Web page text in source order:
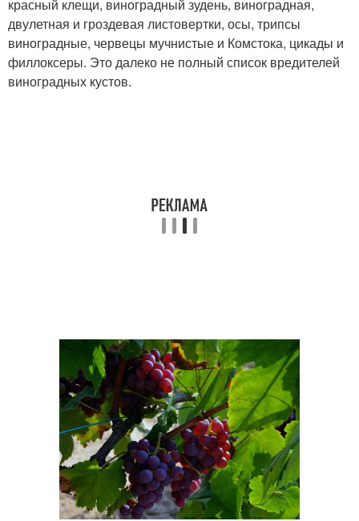
красный клещи, виноградный зудень, виноградная,
двулетная и гроздевая листовертки, осы, трипсы
виноградные, червецы мучнистые и Комстока, цикады и
филлоксеры. Это далеко не полный список вредителей
виноградных кустов.